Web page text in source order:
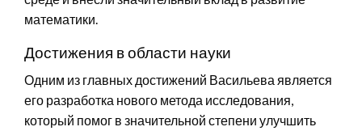
математики.
Достижения в области науки
Одним из главных достижений Васильева является
его разработка нового метода исследования,
который помог в значительной степени улучшить